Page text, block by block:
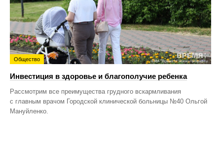
Общество
Инвестиция в здоровье и благополучие ребенка
Рассмотрим все преимущества грудного вскармливания
с главным врачом Городской клинической больницы №40 Ольгой
Мануйленко.